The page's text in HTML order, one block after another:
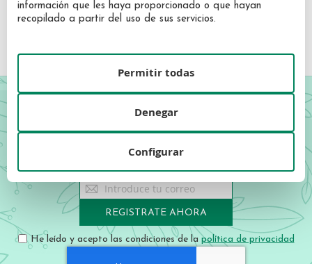
información que les haya proporcionado o que hayan
recopilado a partir del uso de sus servicios.
Configurar
Denegar
Permitir todas
¡Forma parte de Garrote!
Regístrate y sé el primero en descubrir nuestras novedades,
Sign
Up
for
Our
Newsletter:
REGISTRATE AHORA
He leído y acepto las condiciones de la política de privacidad